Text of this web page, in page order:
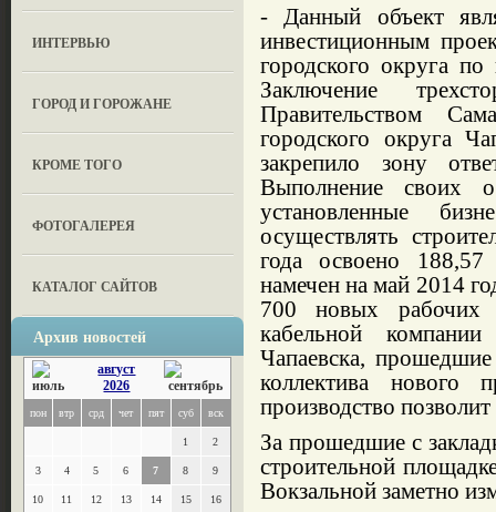
ИНТЕРВЬЮ
ГОРОД И ГОРОЖАНЕ
КРОМЕ ТОГО
ФОТОГАЛЕРЕЯ
КАТАЛОГ САЙТОВ
Архив новостей
август
2026
пон втр срд чет пят суб вск
1 2
3 4 5 6 7 8 9
10 11 12 13 14 15 16
- Данный объект
инвестиционным
городского округа
Заключение
Правительством
городского округа
закрепило зону
Выполнение своих
установленные
осуществлять
года освоено
намечен на май 2014
700 новых рабочих
кабельной
Чапаевска,
коллектива нового
производство
За прошедшие с
строительной
Вокзальной заметно